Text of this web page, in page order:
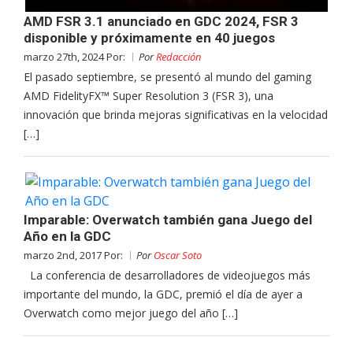
AMD FSR 3.1 anunciado en GDC 2024, FSR 3
disponible y próximamente en 40 juegos
marzo 27th, 2024 Por: PorRedacción
El pasado septiembre, se presentó al mundo del gaming
AMD FidelityFX™ Super Resolution 3 (FSR 3), una
innovación que brinda mejoras significativas en la velocidad
[…]
Imparable: Overwatch también gana Juego del
Año en la GDC
marzo 2nd, 2017 Por: PorOscar Soto
La conferencia de desarrolladores de videojuegos más
importante del mundo, la GDC, premió el día de ayer a
Overwatch como mejor juego del año […]